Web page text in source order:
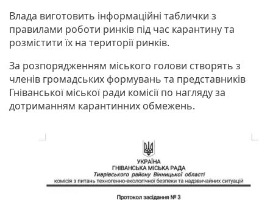
Влада виготовить інформаційні таблички з
правилами роботи ринків під час карантину та
розмістити їх на території ринків.
За розпорядженням міського голови створять з
членів громадських формувань та представників
Гніванської міської ради комісії по нагляду за
дотриманням карантинних обмежень.